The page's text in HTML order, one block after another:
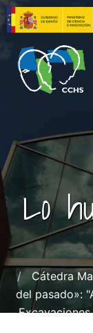
Skip
to
main
content
Lo
Cátedra
del pasado»: